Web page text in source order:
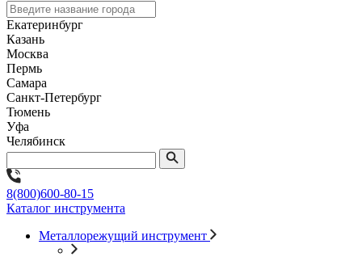
Екатеринбург
Казань
Москва
Пермь
Самара
Санкт-Петербург
Тюмень
Уфа
Челябинск
8(800)600-80-15
Каталог инструмента
Металлорежущий инструмент